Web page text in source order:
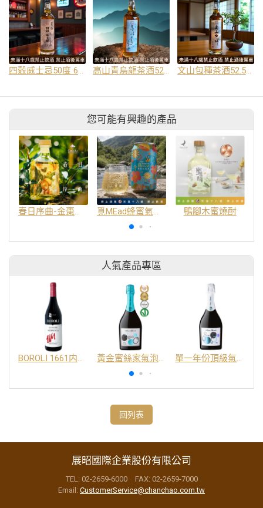
四穀威士忌50度 600cc 入桶熟成三年 高山青烏龍茶酒52度 600cc 文山包種茶酒52.5度 600cc
您可能有興趣的產品
春日序曲-金棗酒12% 覓MEad蜂蜜氣泡酒 Spring 春釀 鴨腳木蜜燒酎
人氣產品專區
BOROLI 1661内比奧羅紅酒 DOC 黃金蜜絲家氣泡酒 DOC 單一年份頂級氣泡酒 DOC
回列表
展昭國際企業股份有限公司
TEL: 02-2659-6000 FAX: 02-2659-7000
Email: CustomerService@chanchao.com.tw